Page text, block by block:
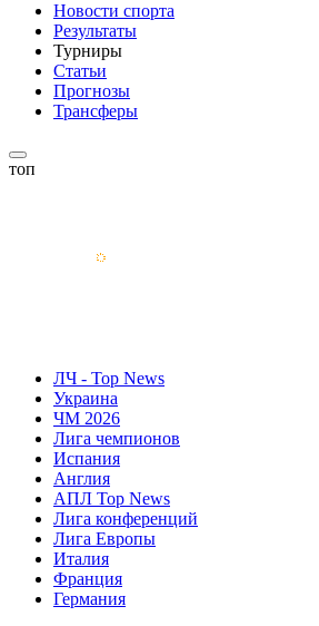
Новости спорта
Результаты
Турниры
Статьи
Прогнозы
Трансферы
топ
ЛЧ - Top News
Украина
ЧМ 2026
Лига чемпионов
Испания
Англия
АПЛ Top News
Лига конференций
Лига Европы
Италия
Франция
Германия